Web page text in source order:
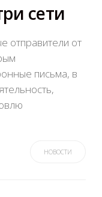
сети
отправители от
письма, в
НОВОСТИ